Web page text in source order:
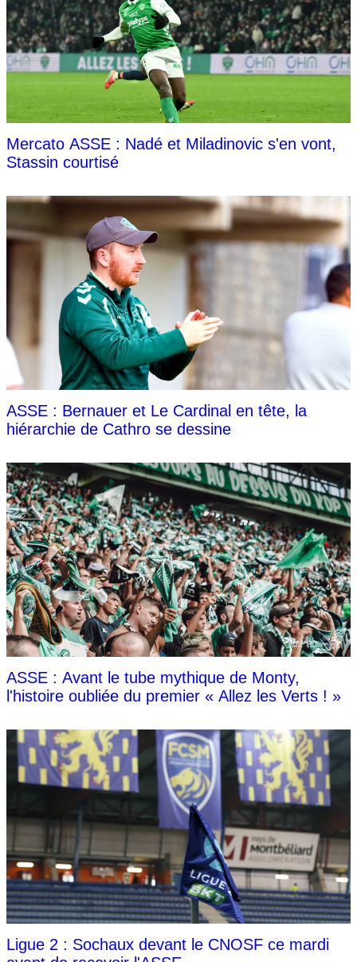
Mercato ASSE : Nadé et Miladinovic s'en vont,
Stassin courtisé
ASSE : Bernauer et Le Cardinal en tête, la
hiérarchie de Cathro se dessine
ASSE : Avant le tube mythique de Monty,
l'histoire oubliée du premier « Allez les Verts ! »
Ligue 2 : Sochaux devant le CNOSF ce mardi